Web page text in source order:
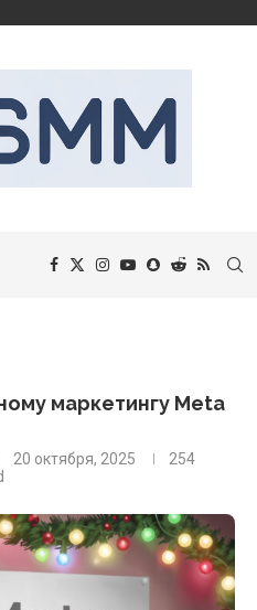
маркетингу Meta
20 октября, 2025
254